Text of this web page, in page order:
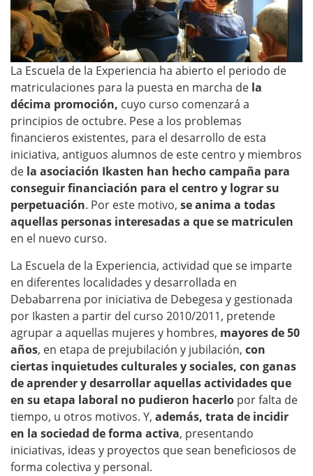
La Escuela de la Experiencia ha abierto el periodo de
matriculaciones para la puesta en marcha de la
décima promoción, cuyo curso comenzará a
principios de octubre. Pese a los problemas
financieros existentes, para el desarrollo de esta
iniciativa, antiguos alumnos de este centro y miembros
de la asociación Ikasten han hecho campaña para
conseguir financiación para el centro y lograr su
perpetuación. Por este motivo, se anima a todas
aquellas personas interesadas a que se matriculen
en el nuevo curso.
La Escuela de la Experiencia, actividad que se imparte
en diferentes localidades y desarrollada en
Debabarrena por iniciativa de Debegesa y gestionada
por Ikasten a partir del curso 2010/2011, pretende
agrupar a aquellas mujeres y hombres, mayores de 50
años, en etapa de prejubilación y jubilación, con
ciertas inquietudes culturales y sociales, con ganas
de aprender y desarrollar aquellas actividades que
en su etapa laboral no pudieron hacerlo por falta de
tiempo, u otros motivos. Y, además, trata de incidir
en la sociedad de forma activa, presentando
iniciativas, ideas y proyectos que sean beneficiosos de
forma colectiva y personal.